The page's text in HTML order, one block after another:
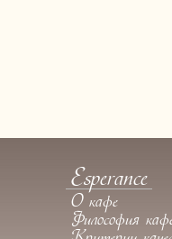
Esperance
О кафе
Философия